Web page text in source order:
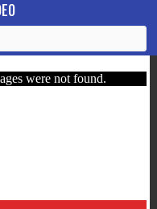
were not found.